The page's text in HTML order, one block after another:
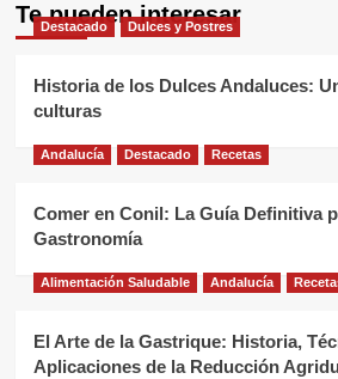
Te pueden interesar
Destacado Dulces y Postres
Historia de los Dulces Andaluces:
culturas
Andalucía Destacado Recetas
Comer en Conil: La Guía Definitiva
Gastronomía
Alimentación Saludable Andalucía
El Arte de la Gastrique: Historia,
Aplicaciones de la Reducción